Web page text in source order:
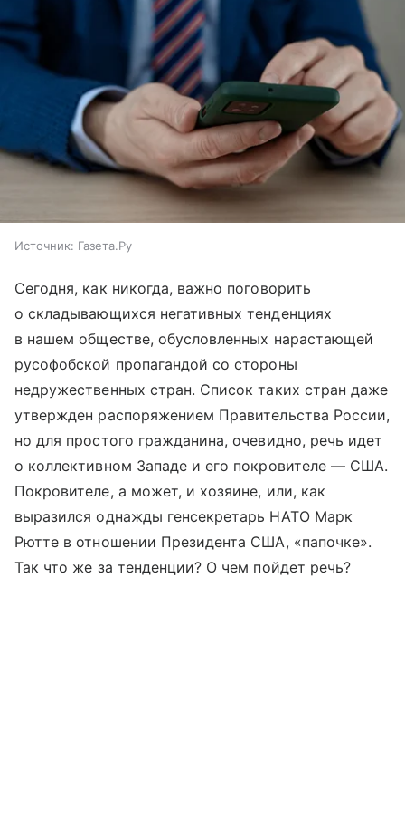
Источник: Газета.Ру
Сегодня, как никогда, важно поговорить
о складывающихся негативных тенденциях
в нашем обществе, обусловленных нарастающей
русофобской пропагандой со стороны
недружественных стран. Список таких стран даже
утвержден распоряжением Правительства России,
но для простого гражданина, очевидно, речь идет
о коллективном Западе и его покровителе — США.
Покровителе, а может, и хозяине, или, как
выразился однажды генсекретарь НАТО Марк
Рютте в отношении Президента США, «папочке».
Так что же за тенденции? О чем пойдет речь?